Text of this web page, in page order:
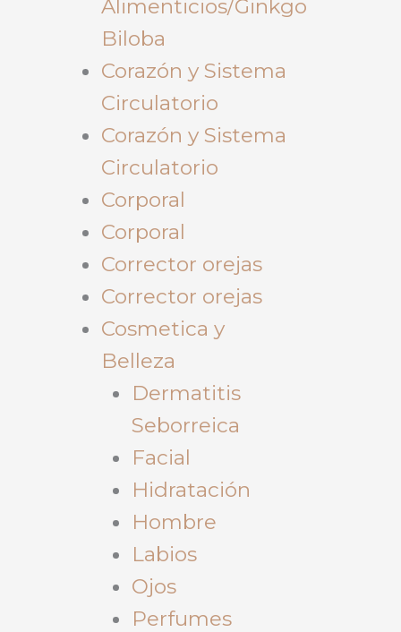
Alimenticios/Ginkgo
Biloba
Corazón y Sistema
Circulatorio
Corazón y Sistema
Circulatorio
Corporal
Corporal
Corrector orejas
Corrector orejas
Cosmetica y
Belleza
Dermatitis
Seborreica
Facial
Hidratación
Hombre
Labios
Ojos
Perfumes